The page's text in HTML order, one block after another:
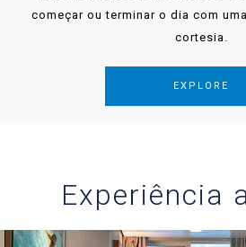
começar ou terminar o dia com
cortesia.
EXPLORE
Experiência